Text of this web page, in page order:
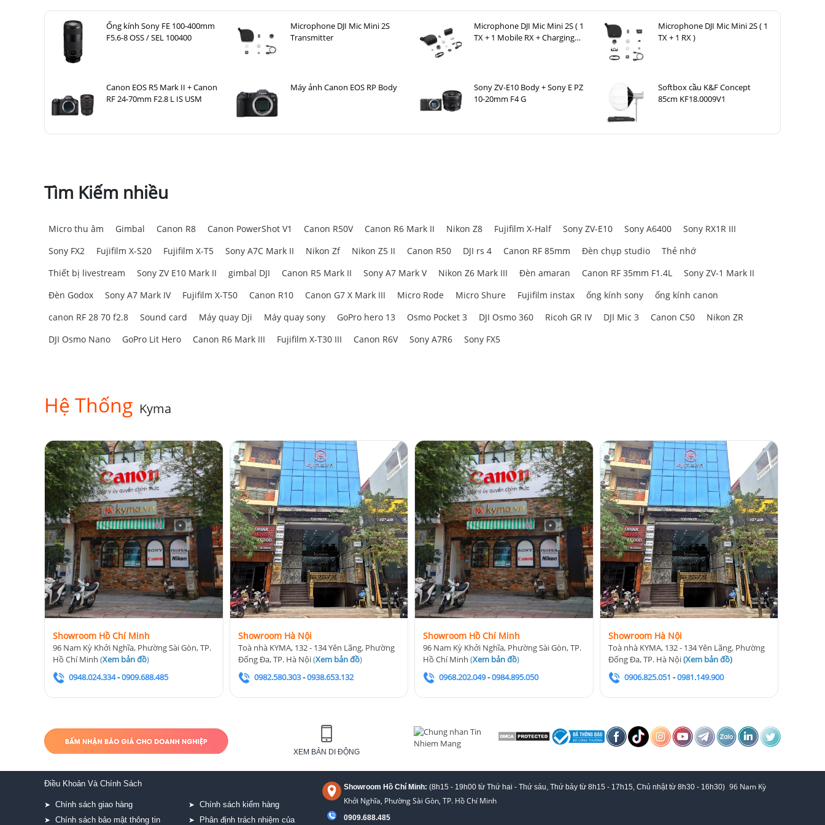
Ống kính Sony FE 100-400mm
F5.6-8 OSS / SEL 100400
Microphone DJI Mic Mini 2S
Transmitter
Microphone DJI Mic Mini 2S ( 1
TX + 1 Mobile RX + Charging
Microphone DJI Mic Mini 2S ( 1
TX + 1 RX )
Canon EOS R5 Mark II + Canon
RF 24-70mm F2.8 L IS USM
Máy ảnh Canon EOS RP Body
Sony ZV-E10 Body + Sony E PZ
10-20mm F4 G
Softbox cầu K&F Concept
85cm KF18.0009V1
Tìm Kiếm nhiều
Micro thu âm Gimbal Canon R8 Canon PowerShot V1 Canon R50V Canon R6 Mark II Nikon Z8 Fujifilm X-Half Sony ZV-E10 Sony A6400
Sony RX1R III
Sony FX2
Fujifilm X-S20 Fujifilm X-T5 Sony A7C Mark II Nikon Zf Nikon Z5 II Canon R50 DJI rs 4 Canon RF 85mm Đèn chụp studio
Thẻ nhớ
Thiết bị livestream
Sony ZV E10 Mark II gimbal DJI Canon R5 Mark II Sony A7 Mark V Nikon Z6 Mark III Đèn amaran Canon RF 35mm F1.4L
Sony ZV-1 Mark II
Đèn Godox
Sony A7 Mark IV Fujifilm X-T50 Canon R10 Canon G7 X Mark III Micro Rode Micro Shure Fujifilm instax ống kính sony
ống kính canon
canon RF 28 70 f2.8
Sound card Máy quay Dji Máy quay sony GoPro hero 13 Osmo Pocket 3 DJI Osmo 360 Ricoh GR IV DJI Mic 3 Canon C50
Nikon ZR
DJI Osmo Nano
GoPro Lit Hero Canon R6 Mark III Fujifilm X-T30 III Canon R6V Sony A7R6 Sony FX5
Hệ Thống Kyma
Showroom Hồ Chí Minh
96 Nam Kỳ Khởi Nghĩa, Phường Sài Gòn, TP.
Hồ Chí Minh (Xem bản đồ)
0948.024.334-0909.688.485
Showroom Hà Nội
Toà nhà KYMA, 132 - 134 Yên Lãng, Phường
Đống Đa, TP. Hà Nội(Xem bản đồ)
0982.580.303-0938.653.132
Showroom Hồ Chí Minh
96 Nam Kỳ Khởi Nghĩa, Phường Sài Gòn, TP.
Hồ Chí Minh(Xem bản đồ)
0968.202.049-0984.895.050
Showroom Hà Nội
Toà nhà KYMA, 132 - 134 Yên Lãng, Phường
Đống Đa, TP. Hà Nội(Xem bản đồ)
0906.825.051 -0981.149.900
XEM BẢN DI ĐỘNG
Điều Khoản Và Chính Sách
➤ Chính sách giao hàng
➤ Chính sách bảo mật thông tin
➤ Chính sách kiểm hàng
➤ Phân định trách nhiệm của
Showroom Hồ Chí Minh: (8h15 - 19h00 từ Thứ hai - Thứ sáu, Thứ bảy từ 8h15 - 17h15, Chủ nhật từ 8h30 - 16h30) 96 Nam Kỳ
Khởi Nghĩa, Phường Sài Gòn, TP. Hồ Chí Minh
0909.688.485